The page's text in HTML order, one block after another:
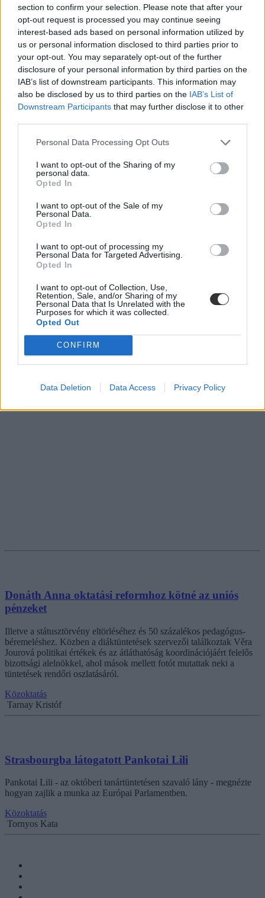
section to confirm your selection. Please note that after your
opt-out request is processed you may continue seeing
interest-based ads based on personal information utilized by
us or personal information disclosed to third parties prior to
your opt-out. You may separately opt-out of the further
disclosure of your personal information by third parties on the
IAB’s list of downstream participants. This information may
also be disclosed by us to third parties on the IAB’s List of
Downstream Participants that may further disclose it to other
Personal Data Processing Opt Outs
I want to opt-out of the Sharing of my
personal data.
Opted In
I want to opt-out of the Sale of my
Personal Data.
Opted In
I want to opt-out of processing my
Personal Data for Targeted Advertising.
Opted In
I want to opt-out of Collection, Use,
Retention, Sale, and/or Sharing of my
Personal Data that Is Unrelated with the
Purposes for which it was collected.
Opted Out
CONFIRM
Data Deletion Data Access Privacy Policy
oktatás érdekében
Az Európai Bizottságnak szeretnék megmutatni, hogy mennyien
állnak az ügy mögött. Június ötödikén benyújtotta a pedagógusokat
korlátozó státusztörvény tervezetét a Belügyminisztérium az
Országgyűlés elé, valószínűleg ezért döntött pont most az
aláírásgyűjtés mellett a Momentum.
Közoktatás
Tornyos Kata
Donáth Anna oktatási reformhoz kötné az uniós
pénzeket
Illetve a státusztörvény eltörléséhez és 50 százalékos pedagógus-
béremeléshez. Közben a diáktüntetések szervezői találkoztak Věra
Jourová politikai értékek és az átláthatóság koordinációjáért felelős
bizottsági alelnökkel, ahol mások mellett fotót mutattak neki a
tüntetések rendőri oszlatásáról.
Közoktatás
Tarnay Kristóf
Strasbourgba látogatott Pankotai Lili
Pankotai Lili - az októberi tanártüntetésen szavaló lány - megnézte
hogyan zajlik a munka az Európai Parlamentben.
Közoktatás
Tornyos Kata